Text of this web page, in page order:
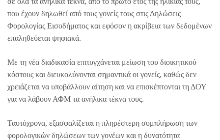
που έχουν δηλωθεί από τους γονείς τους στις Δηλώσεις
Φορολογίας Εισοδήματος και εφόσον η ακρίβεια των δεδομένων
επαληθεύεται ψηφιακά.
Με τη νέα διαδικασία επιτυγχάνεται μείωση του διοικητικού
κόστους και διευκολύνονται σημαντικά οι γονείς, καθώς δεν
χρειάζεται να υποβάλλουν αίτηση και να επισκέπτονται τη ΔΟΥ
για να λάβουν ΑΦΜ τα ανήλικα τέκνα τους.
Ταυτόχρονα, εξασφαλίζεται η πληρέστερη συμπλήρωση των
φορολογικών δηλώσεων των γονέων και η δυνατότητα